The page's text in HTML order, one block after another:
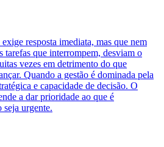
resposta imediata, mas que nem
tarefas que interrompem, desviam o
vezes em detrimento do que
Quando a gestão é dominada pela
e capacidade de decisão. O
a dar prioridade ao que é
seja urgente.